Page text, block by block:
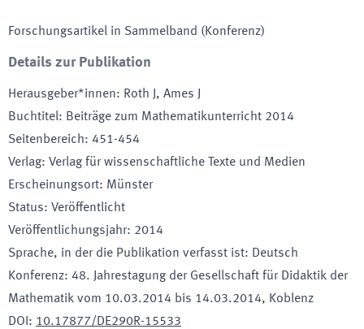
Forschungsartikel in Sammelband (Konferenz)
Details zur Publikation
Herausgeber*innen: Roth J, Ames J
Buchtitel: Beiträge zum Mathematikunterricht 2014
Seitenbereich: 451-454
Verlag: Verlag für wissenschaftliche Texte und Medien
Erscheinungsort: Münster
Status: Veröffentlicht
Veröffentlichungsjahr: 2014
Sprache, in der die Publikation verfasst ist: Deutsch
Konferenz: 48. Jahrestagung der Gesellschaft für Didaktik der
Mathematik vom 10.03.2014 bis 14.03.2014, Koblenz
DOI : 10.17877/DE290R-15533